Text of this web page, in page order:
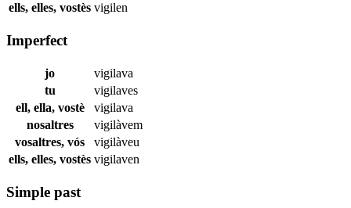
ells, elles, vostès vigilen
Imperfect
jo
vigilava
tu
vigilaves
ell, ella, vostè
vigilava
nosaltres
vigilàvem
vosaltres, vós
vigilàveu
ells, elles, vostès vigilaven
Simple past